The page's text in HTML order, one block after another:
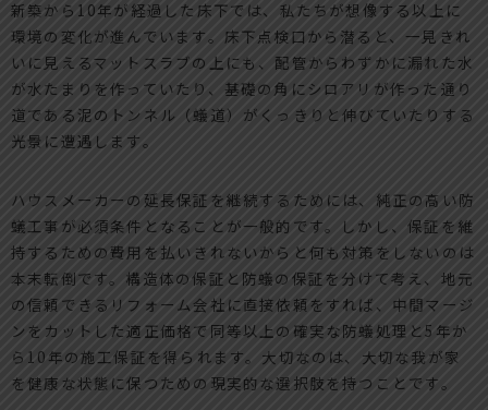
新築から10年が経過した床下では、私たちが想像する以上に
環境の変化が進んでいます。床下点検口から潜ると、一見きれ
いに見えるマットスラブの上にも、配管からわずかに漏れた水
が水たまりを作っていたり、基礎の角にシロアリが作った通り
道である泥のトンネル（蟻道）がくっきりと伸びていたりする
光景に遭遇します。
ハウスメーカーの延長保証を継続するためには、純正の高い防
蟻工事が必須条件となることが一般的です。しかし、保証を維
持するための費用を払いきれないからと何も対策をしないのは
本末転倒です。構造体の保証と防蟻の保証を分けて考え、地元
の信頼できるリフォーム会社に直接依頼をすれば、中間マージ
ンをカットした適正価格で同等以上の確実な防蟻処理と5年か
ら10年の施工保証を得られます。大切なのは、大切な我が家
を健康な状態に保つための現実的な選択肢を持つことです。